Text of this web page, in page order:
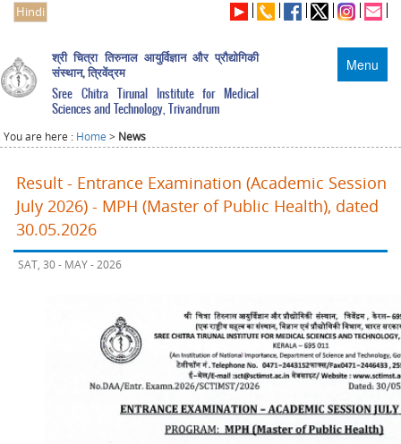
Hindi
Menu
श्री चित्रा तिरुनाल आयुर्विज्ञान और प्रौद्योगिकी
संस्थान, त्रिवेंद्रम
Sree Chitra Tirunal Institute for Medical
Sciences and Technology, Trivandrum
You are here : Home > News
Result - Entrance Examination (Academic Session
July 2026) - MPH (Master of Public Health), dated
30.05.2026
SAT, 30 - MAY - 2026